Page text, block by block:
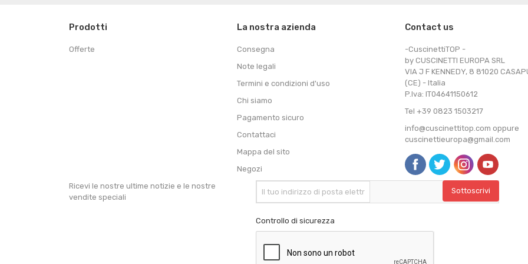
Prodotti
Offerte
La nostra azienda
Consegna
Note legali
Termini e condizioni d'uso
Chi siamo
Pagamento sicuro
Contattaci
Mappa del sito
Negozi
Contact us
-CuscinettiTOP -
by CUSCINETTI EUROPA SRL
VIA J F KENNEDY, 8 81020
(CE) - Italia
P.Iva: IT04641150612
Tel +39 0823 1503217
info@cuscinettitop.com oppure
cuscinettieuropa@gmail.com
Ricevi le nostre ultime notizie e le nostre
vendite speciali
Controllo di sicurezza